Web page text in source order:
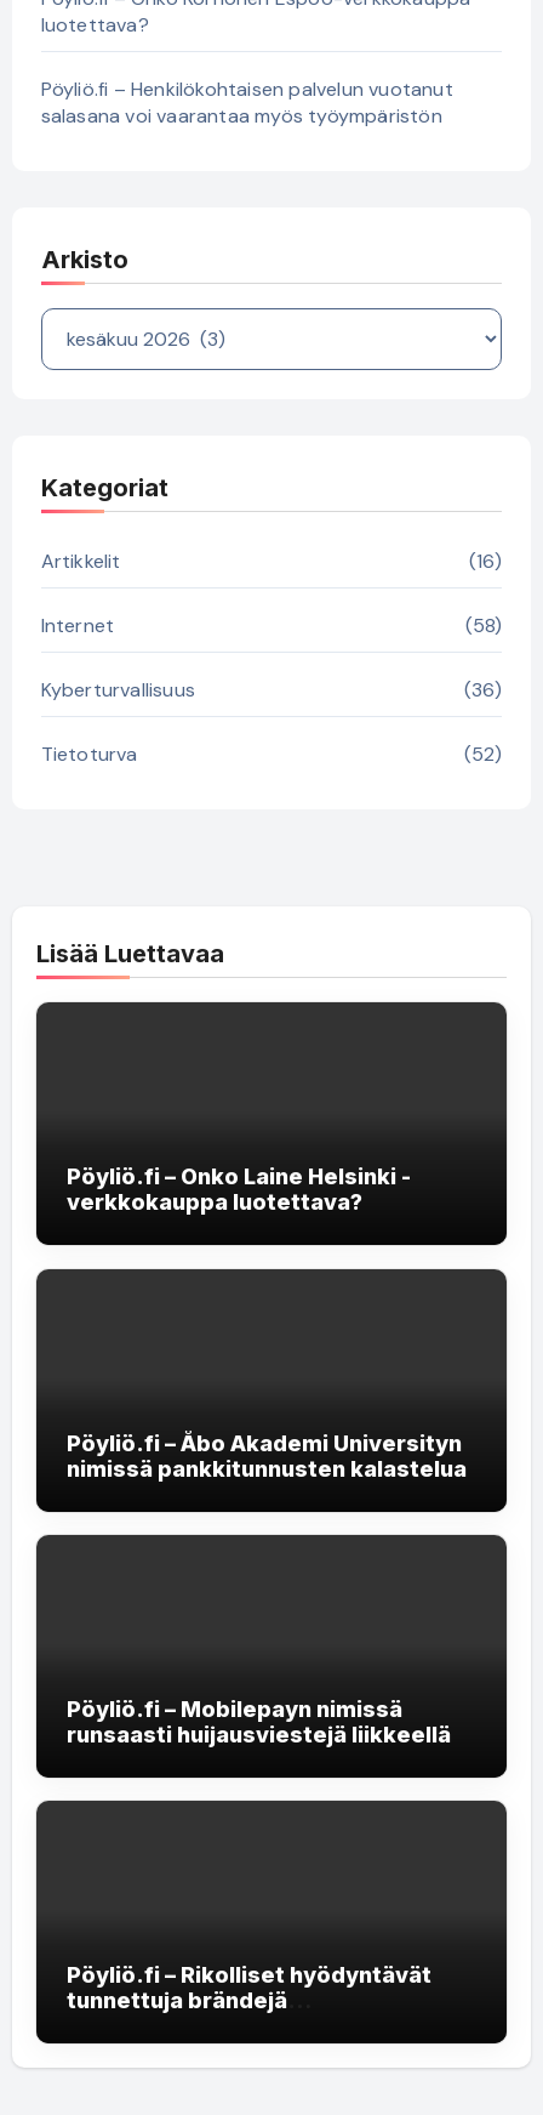
luotettava?
Pöyliö.fi – Henkilökohtaisen palvelun vuotanut
salasana voi vaarantaa myös työympäristön
Arkisto
Arkisto
Kategoriat
Artikkelit (16)
Internet (58)
Kyberturvallisuus (36)
Tietoturva (52)
Lisää Luettavaa
Pöyliö.fi – Onko Laine Helsinki -
verkkokauppa luotettava?
Pöyliö.fi – Åbo Akademi Universityn
nimissä pankkitunnusten kalastelua
Pöyliö.fi – Mobilepayn nimissä
runsaasti huijausviestejä liikkeellä
Pöyliö.fi – Rikolliset hyödyntävät
tunnettuja brändejä